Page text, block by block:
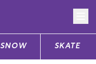
SNOW SKATE